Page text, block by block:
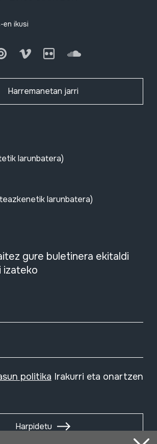
en ikusi
Issuu Vimeo Flickr SoundCloud
Harremanetan jarri
larunbatera)
larunbatera)
gure buletinera ekitaldi
izateko
politika Irakurri eta onartzen
Harpidetu